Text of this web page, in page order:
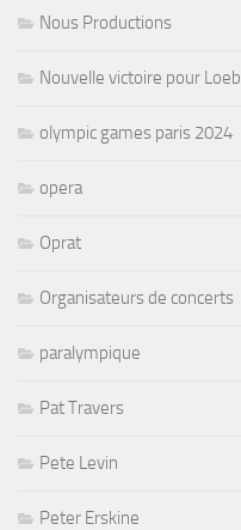
Nous Productions
Nouvelle victoire pour Loeb
olympic games paris 2024
opera
Oprat
Organisateurs de concerts
paralympique
Pat Travers
Pete Levin
Peter Erskine